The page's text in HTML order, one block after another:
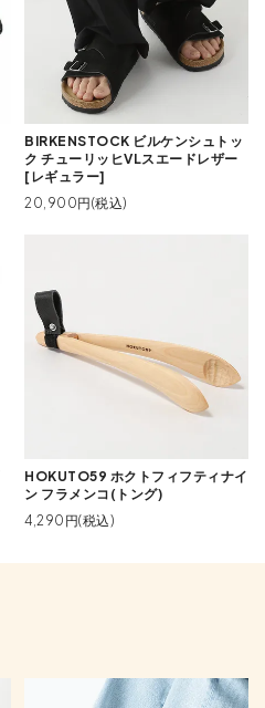
BIRKENSTOCK ビルケンシュトッ
ク チューリッヒVLスエードレザー
[レギュラー]
20,900円(税込)
HOKUTO59 ホクトフィフティナイ
ン フラメンコ(トング)
4,290円(税込)